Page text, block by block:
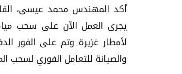
أكد المهندس محمد عيسى،
يجرى العمل الآن على سحب
لأمطار غزيرة وتم على الفور
والصيانة للتعامل الفوري لسحب
فيديو..موجات الطقس الساخنة.. لماذا تحدث وكيف